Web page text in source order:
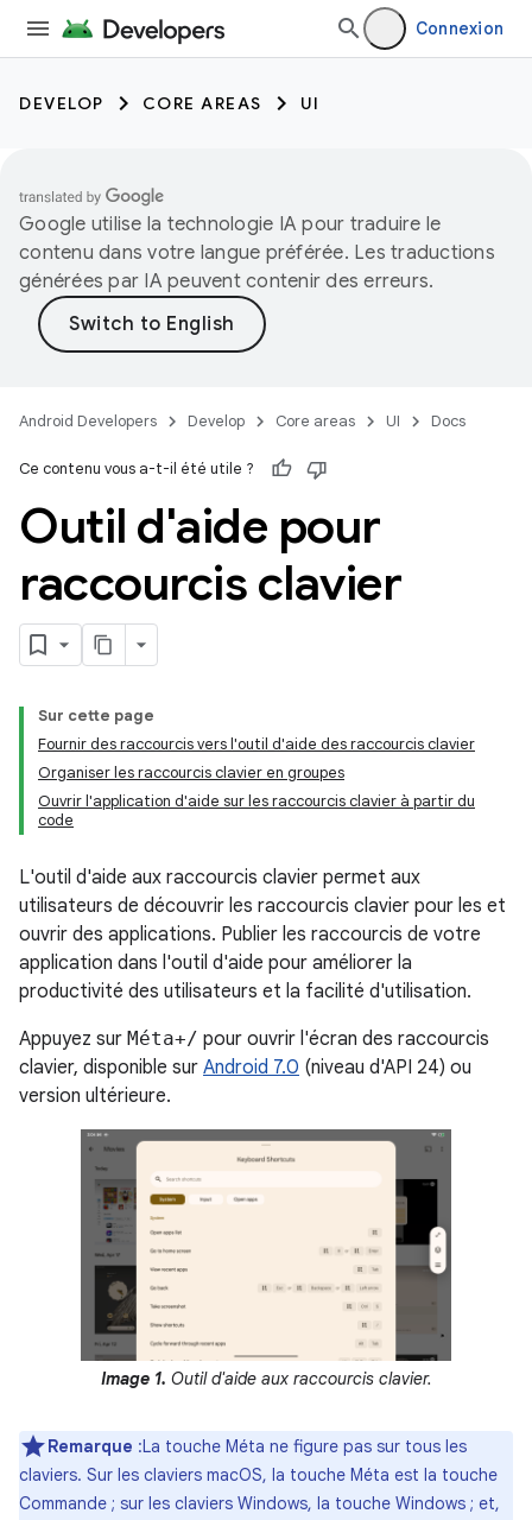
Connexion
DEVELOP CORE AREAS UI
Google utilise la technologie IA pour traduire le
contenu dans votre langue préférée. Les traductions
générées par IA peuvent contenir des erreurs.
Android Developers Develop Core areas UI Docs
Ce contenu vous a-t-il été utile ?
Outil d'aide pour
raccourcis clavier
Sur cette page
Fournir des raccourcis vers l'outil d'aide des raccourcis clavier
Organiser les raccourcis clavier en groupes
Ouvrir l'application d'aide sur les raccourcis clavier à partir du
code
L'outil d'aide aux raccourcis clavier permet aux
utilisateurs de découvrir les raccourcis clavier pour les et
ouvrir des applications. Publier les raccourcis de votre
application dans l'outil d'aide pour améliorer la
productivité des utilisateurs et la facilité d'utilisation.
Appuyez sur Méta+/ pour ouvrir l'écran des raccourcis
clavier, disponible sur Android 7.0 (niveau d'API 24) ou
version ultérieure.
Image 1. Outil d'aide aux raccourcis clavier.
Remarque :La touche Méta ne figure pas sur tous les
claviers. Sur les claviers macOS, la touche Méta est la touche
Commande ; sur les claviers Windows, la touche Windows ; et,